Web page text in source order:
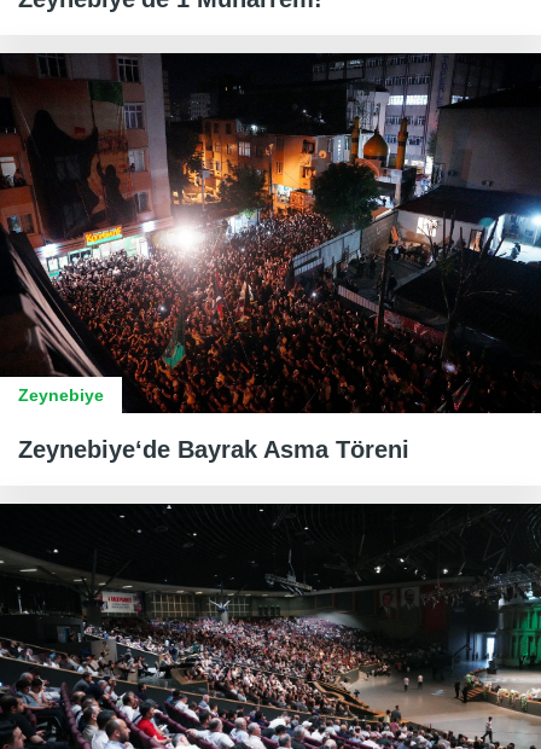
Zeynebiye
Zeynebiye‘de Bayrak Asma Töreni